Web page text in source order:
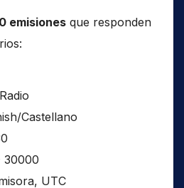
0 emisiones que responden
Castellano
30000
UTC